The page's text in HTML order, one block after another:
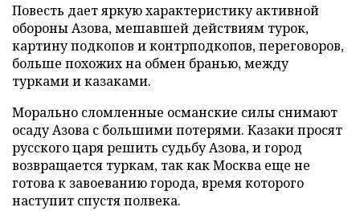
Повесть дает яркую характеристику активной
обороны Азова, мешавшей действиям турок,
картину подкопов и контрподкопов, переговоров,
больше похожих на обмен бранью, между
турками и казаками.
Морально сломленные османские силы снимают
осаду Азова с большими потерями. Казаки просят
русского царя решить судьбу Азова, и город
возвращается туркам, так как Москва еще не
готова к завоеванию города, время которого
наступит спустя полвека.